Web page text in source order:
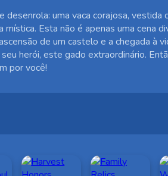
uma vaca corajosa, vestida
Esta não é apenas uma cena
de um castelo e a chegada à
herói, este gado extraordinário.
por você!